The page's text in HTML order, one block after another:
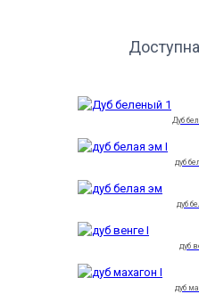
Дуб
дуб
дуб
дуб
дуб